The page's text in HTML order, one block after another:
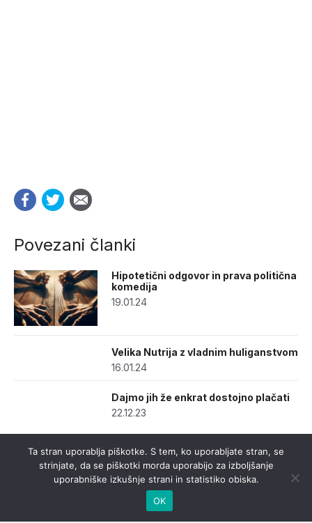
Povezani članki
Hipotetični odgovor in prava politična
komedija
19.01.24
Velika Nutrija z vladnim huliganstvom
16.01.24
Dajmo jih že enkrat dostojno plačati
22.12.23
Ta stran uporablja piškotke. S tem, ko uporabljate stran, se
strinjate, da se piškotki morda uporabijo za izboljšanje
uporabniške izkušnje strani in statistiko obiska.
OK